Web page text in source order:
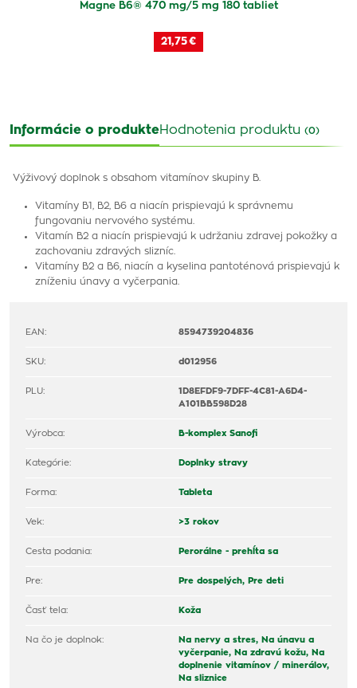
Magne B6® 470 mg/5 mg 180 tabliet
21,75 €
Informácie o produkteHodnotenia produktu (0)
Výživový doplnok s obsahom vitamínov skupiny B.
Vitamíny B1, B2, B6 a niacín prispievajú k správnemu
fungovaniu nervového systému.
Vitamín B2 a niacín prispievajú k udržaniu zdravej pokožky a
zachovaniu zdravých slizníc.
Vitamíny B2 a B6, niacín a kyselina pantoténová prispievajú k
zníženiu únavy a vyčerpania.
EAN: 8594739204836
SKU: d012956
PLU:
1D8EFDF9-7DFF-4C81-A6D4-
A101BB598D28
Výrobca: B-komplex Sanofi
Kategórie: Doplnky stravy
Forma: Tableta
Vek: >3 rokov
Cesta podania: Perorálne - prehĺta sa
Pre: Pre dospelých, Pre deti
Časť tela: Koža
Na čo je doplnok: Na nervy a stres, Na únavu a
vyčerpanie, Na zdravú kožu, Na
doplnenie vitamínov / minerálov,
Na sliznice